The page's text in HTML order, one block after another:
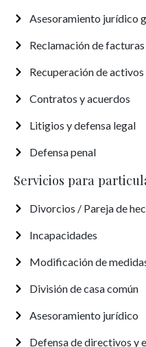
Asesoramiento jurídico
Reclamación de
Recuperación de activos
Contratos y acuerdos
Litigios y defensa legal
Defensa penal
Servicios para
Divorcios / Pareja de
Incapacidades
Modificación de
División de casa común
Asesoramiento jurídico
Defensa de directivos y